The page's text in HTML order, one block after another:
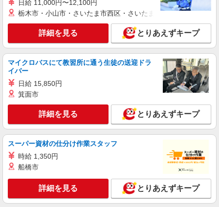
大阪府枚方市楠葉花園町15-1 くずはモー
ル 本館フードコート1F
キープ 詳細を見る
アルバイト パート
すき家 307号枚方津田西店
すき家の店舗スタッフ（接客・調理・清掃な
時給1,230円 ※22:00〜翌5:00：時給1,538円 ※
高校生時給1,177円 ※早朝手当（5:00〜9:00）時給
大阪府枚方市津田西町1-2-1
キープ
アルバイト
すき家 1国枚方北中振店
すき家の店舗スタッフ（接客・調理・清掃な
ど）
日給 11,000円〜12,100円
栃木市・小山市・さいたま市西区・さいたま市岩槻区・久喜市・
詳細を見る とりあえずキープ
マイクロバスにて教習所に通う生徒の送迎ドラ
イバー
日給 15,850円
箕面市
詳細を見る とりあえずキープ
スーパー資材の仕分け作業スタッフ
時給 1,350円
船橋市
詳細を見る とりあえずキープ